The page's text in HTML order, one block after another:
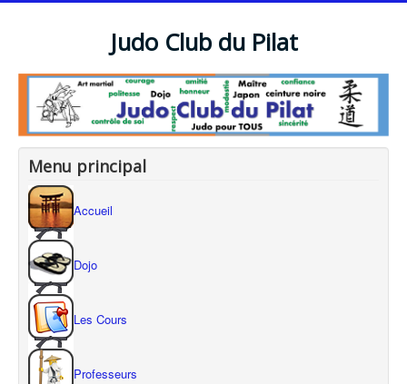
Judo Club du Pilat
Menu principal
Accueil
Dojo
Les Cours
Professeurs